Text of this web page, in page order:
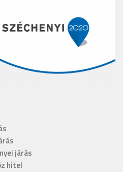
járás
hitel